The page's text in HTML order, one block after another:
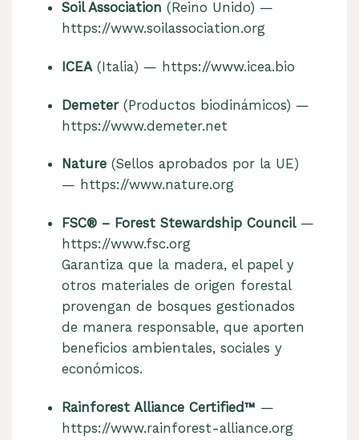
Soil Association (Reino Unido) —
https://www.soilassociation.org
ICEA(Italia) — https://www.icea.bio
Demeter(Productos biodinámicos) —
https://www.demeter.net
Nature(Sellos aprobados por la UE)
— https://www.nature.org
FSC® – Forest Stewardship Council—
https://www.fsc.org
Garantiza que la madera, el papel y
otros materiales de origen forestal
provengan de bosques gestionados
de manera responsable, que aporten
beneficios ambientales, sociales y
económicos.
Rainforest Alliance Certified™ —
https://www.rainforest-alliance.org